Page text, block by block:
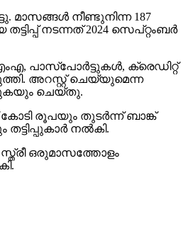
മാസങ്ങള്‍ നീണ്ടുനിന്ന 187
നടന്നത് 2024 സെപ്റ്റംബര്‍
പാസ്പോര്‍ട്ടുകള്‍, ക്രെഡിറ്റ്
അറസ്റ്റ് ചെയ്യുമെന്ന
ചെയ്തു.
കോടി രൂപയും തുടര്‍ന്ന് ബാങ്ക്
നല്‍കി.
സ്ത്രീ ഒരുമാസത്തോളം